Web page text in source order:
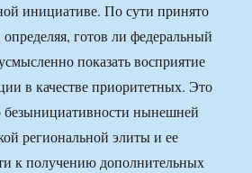
инициативе. По сути принято
готов ли федеральный
показать восприятие
в качестве приоритетных. Это
безынициативности нынешней
региональной элиты и ее
к получению дополнительных